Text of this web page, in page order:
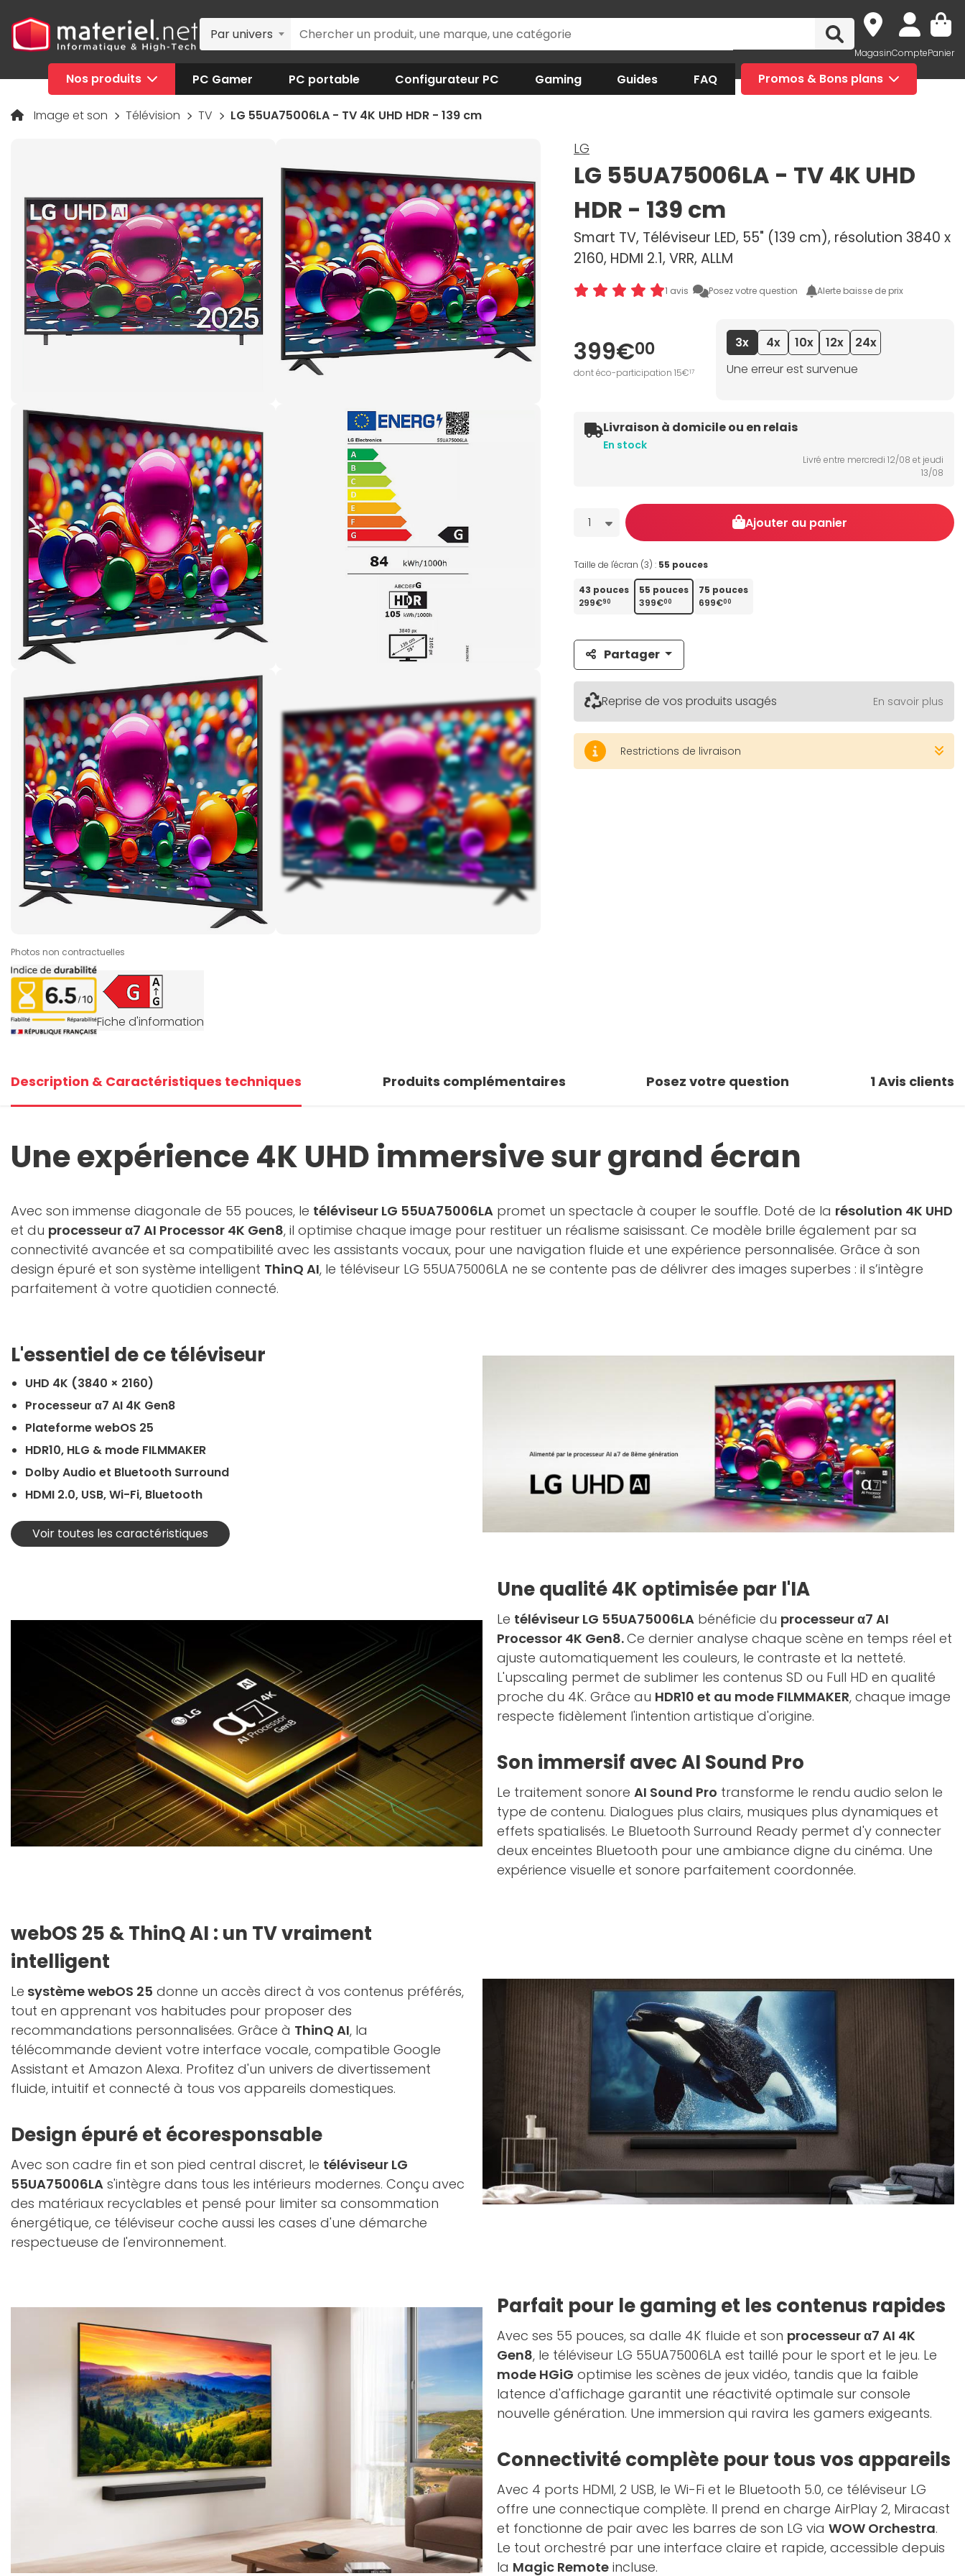
Par univers
MagasinComptePanier
Nos produits PC Gamer PC portable Configurateur PC Gaming Guides FAQ Promos & Bons plans
Image et son Télévision TV LG 55UA75006LA - TV 4K UHD HDR - 139 cm
Photos non contractuelles
Fiche d'information
LG
LG 55UA75006LA - TV 4K UHD
HDR - 139 cm
Smart TV, Téléviseur LED, 55" (139 cm), résolution 3840 x
2160, HDMI 2.1, VRR, ALLM
1 avis Posez votre question Alerte baisse de prix
399€00
dont éco-participation 15€17
3x 4x 10x 12x
24x
Une erreur est survenue
Livraison à domicile ou en relais
En stock
Livré entre mercredi 12/08 et jeudi
13/08
Quantité
1 Ajouter au panier
Taille de l'écran (3) : 55 pouces
43 pouces
299€90
55 pouces
399€00
75 pouces
699€00
Partager
Reprise de vos produits usagés En savoir plus
Restrictions de livraison
Description & Caractéristiques techniques Produits complémentaires Posez votre question 1Avis clients
Une expérience 4K UHD immersive sur grand écran
Avec son immense diagonale de 55 pouces, le téléviseur LG 55UA75006LA promet un spectacle à couper le souffle. Doté de la résolution 4K UHD
et du processeur α7 AI Processor 4K Gen8, il optimise chaque image pour restituer un réalisme saisissant. Ce modèle brille également par sa
connectivité avancée et sa compatibilité avec les assistants vocaux, pour une navigation fluide et une expérience personnalisée. Grâce à son
design épuré et son système intelligent ThinQ AI, le téléviseur LG 55UA75006LA ne se contente pas de délivrer des images superbes : il s’intègre
parfaitement à votre quotidien connecté.
L'essentiel de ce téléviseur
UHD 4K (3840 × 2160)
Processeur α7 AI 4K Gen8
Plateforme webOS 25
HDR10, HLG & mode FILMMAKER
Dolby Audio et Bluetooth Surround
HDMI 2.0, USB, Wi-Fi, Bluetooth
Voir toutes les caractéristiques
Une qualité 4K optimisée par l'IA
Le téléviseur LG 55UA75006LA bénéficie du processeur α7 AI
Processor 4K Gen8.Ce dernier analyse chaque scène en temps réel et
ajuste automatiquement les couleurs, le contraste et la netteté.
L'upscaling permet de sublimer les contenus SD ou Full HD en qualité
proche du 4K. Grâce au HDR10 et au mode FILMMAKER, chaque image
respecte fidèlement l'intention artistique d'origine.
Son immersif avec AI Sound Pro
Le traitement sonore AI Sound Pro transforme le rendu audio selon le
type de contenu. Dialogues plus clairs, musiques plus dynamiques et
effets spatialisés. Le Bluetooth Surround Ready permet d'y connecter
deux enceintes Bluetooth pour une ambiance digne du cinéma. Une
expérience visuelle et sonore parfaitement coordonnée.
webOS 25 & ThinQ AI : un TV vraiment
intelligent
Le système webOS 25 donne un accès direct à vos contenus préférés,
tout en apprenant vos habitudes pour proposer des
recommandations personnalisées. Grâce à ThinQ AI, la
télécommande devient votre interface vocale, compatible Google
Assistant et Amazon Alexa. Profitez d'un univers de divertissement
fluide, intuitif et connecté à tous vos appareils domestiques.
Design épuré et écoresponsable
Avec son cadre fin et son pied central discret, le téléviseur LG
55UA75006LA s'intègre dans tous les intérieurs modernes. Conçu avec
des matériaux recyclables et pensé pour limiter sa consommation
énergétique, ce téléviseur coche aussi les cases d'une démarche
respectueuse de l'environnement.
Parfait pour le gaming et les contenus rapides
Avec ses 55 pouces, sa dalle 4K fluide et son processeur α7 AI 4K
Gen8, le téléviseur LG 55UA75006LA est taillé pour le sport et le jeu. Le
mode HGiG optimise les scènes de jeux vidéo, tandis que la faible
latence d'affichage garantit une réactivité optimale sur console
nouvelle génération. Une immersion qui ravira les gamers exigeants.
Connectivité complète pour tous vos appareils
Avec 4 ports HDMI, 2 USB, le Wi-Fi et le Bluetooth 5.0, ce téléviseur LG
offre une connectique complète. Il prend en charge AirPlay 2, Miracast
et fonctionne de pair avec les barres de son LG via WOW Orchestra.
Le tout orchestré par une interface claire et rapide, accessible depuis
la Magic Remote incluse.